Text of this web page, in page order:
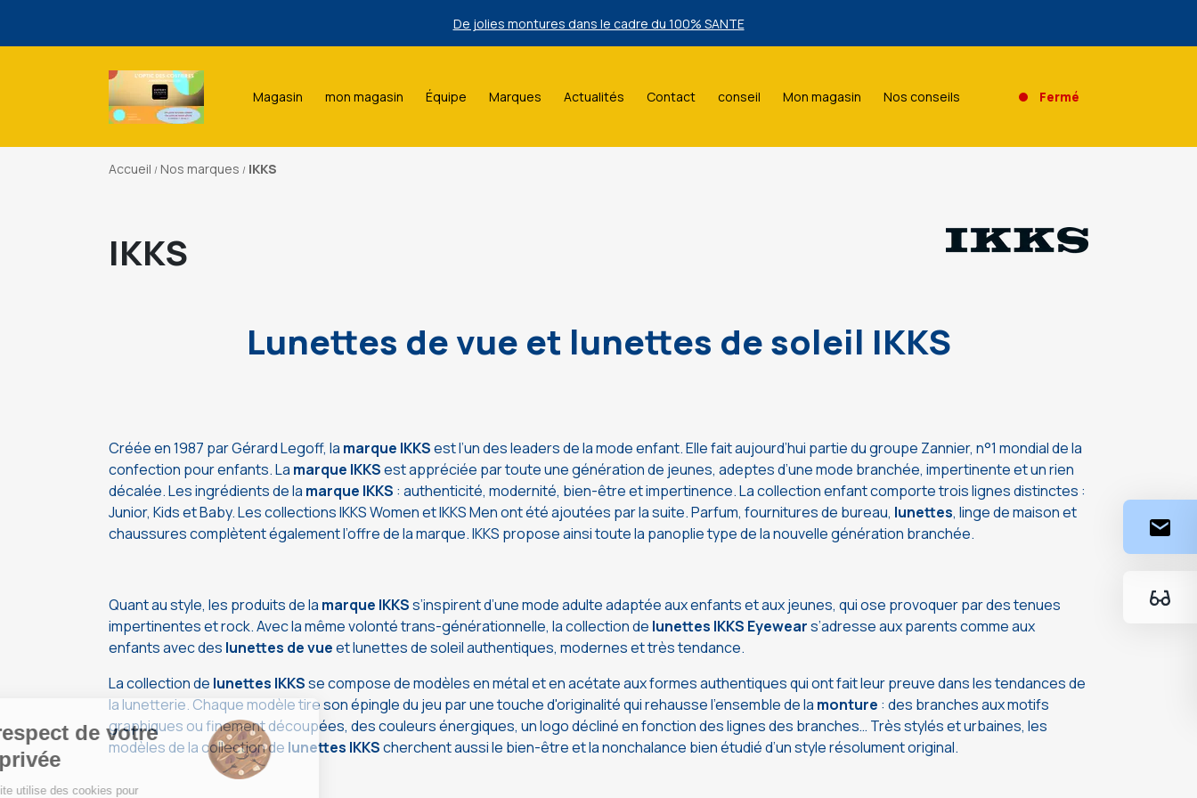
De jolies montures dans le cadre du 100% SANTE
Magasin mon magasin Équipe Marques Actualités Contact conseil Mon magasin Nos conseils Fermé
Accueil Nos marques IKKS
IKKS
Lunettes de vue et lunettes de soleil IKKS
Créée en 1987 par Gérard Legoff, la marque IKKSest l’un des leaders de la mode enfant. Elle fait aujourd’hui partie du groupe Zannier, n°1 mondial de la
confection pour enfants. La marque IKKSest appréciée par toute une génération de jeunes, adeptes d’une mode branchée, impertinente et un rien
décalée. Les ingrédients de la marque IKKS : authenticité, modernité, bien-être et impertinence. La collection enfant comporte trois lignes distinctes :
Junior, Kids et Baby. Les collections IKKS Women et IKKS Men ont été ajoutées par la suite. Parfum, fournitures de bureau, lunettes, linge de maison et
chaussures complètent également l’offre de la marque. IKKS propose ainsi toute la panoplie type de la nouvelle génération branchée.
Quant au style, les produits de la marque IKKSs’inspirent d’une mode adulte adaptée aux enfants et aux jeunes, qui ose provoquer par des tenues
impertinentes et rock. Avec la même volonté trans-générationnelle, la collection de lunettes IKKS Eyewears’adresse aux parents comme aux
enfants avec des lunettes de vueet lunettes de soleil authentiques, modernes et très tendance.
La collection de lunettes IKKSse compose de modèles en métal et en acétate aux formes authentiques qui ont fait leur preuve dans les tendances de
la lunetterie. Chaque modèle tire son épingle du jeu par une touche d'originalité qui rehausse l'ensemble de la monture : des branches aux motifs
graphiques ou finement découpées, des couleurs énergiques, un logo décliné en fonction des lignes des branches… Très stylés et urbaines, les
modèles de la collection de lunettes IKKScherchent aussi le bien-être et la nonchalance bien étudié d’un style résolument original.